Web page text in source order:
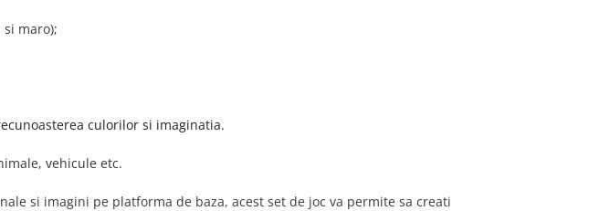
maro);
culorilor si imaginatia.
vehicule etc.
si imagini pe platforma de baza, acest set de joc va permite sa creati